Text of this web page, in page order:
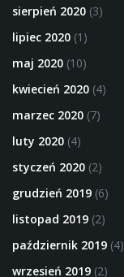
sierpień 2020 (3)
lipiec 2020 (1)
maj 2020 (10)
kwiecień 2020 (4)
marzec 2020 (7)
luty 2020 (4)
styczeń 2020 (2)
grudzień 2019 (6)
listopad 2019 (2)
październik 2019 (4)
wrzesień 2019 (2)